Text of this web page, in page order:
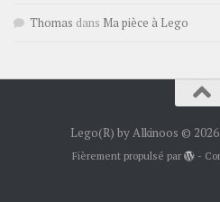
Thomas dans Ma pièce à Lego
Lego(R) by Alkinoos ©
Fièrement propulsé par -